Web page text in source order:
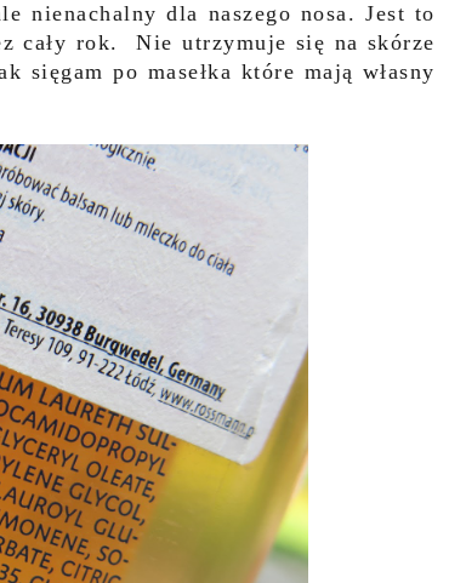
nienachalny dla naszego nosa. Jest to
cały rok. Nie utrzymuje się na skórze
po masełka które mają własny